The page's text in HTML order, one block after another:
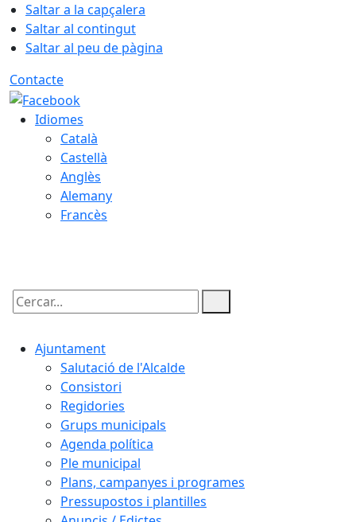
Saltar a la capçalera
Saltar al contingut
Saltar al peu de pàgina
Contacte
Idiomes
Català
Castellà
Anglès
Alemany
Francès
Cercar:
Ajuntament
Salutació de l'Alcalde
Consistori
Regidories
Grups municipals
Agenda política
Ple municipal
Plans, campanyes i programes
Pressupostos i plantilles